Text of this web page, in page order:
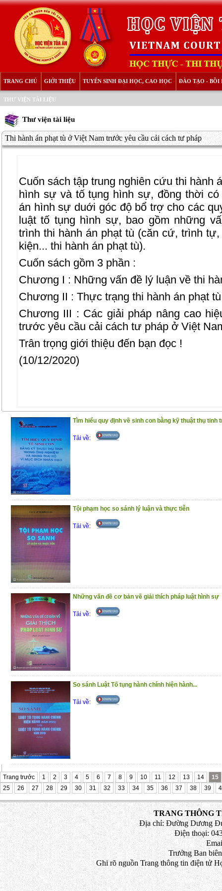
TRANG CHỦ GIỚI THIỆU TUYỂN SINH ĐẠI HỌC, CAO HỌC ĐÀO TẠO - BỒI
THƯ VIỆN TÀI LIỆU
Thư viện tài liệu
Thi hành án phạt tù ở Việt Nam trước yêu cầu cải cách tư pháp
Cuốn sách tập trung nghiên cứu thi hành
hình sự và tố tụng hình sự, đồng thời
án hình sự duới góc độ bổ trợ cho các
luật tố tụng hình sự, bao gồm những
trình thi hành án phạt tù (căn cứ, trình
kiện... thi hành án phạt tù).
Cuốn sách gồm 3 phần :
Chương I : Những vấn đề lý luận về thi
Chương II : Thực trạng thi hành án phạt tù
Chương III : Các giải pháp nâng cao
trước yêu cầu cải cách tư pháp ở Việt
Trân trọng giới thiệu đến bạn đọc !
(10/12/2020)
Tìm hiểu quy định về sinh con bằng kỹ thuật thụ tinh
Tải về:
Tội phạm học so sánh lý luận và thực tiễn
Tải về:
Những vấn đề cơ bản về giải thích pháp luật hình sự
Tải về:
So sánh Luật Tố tụng hành chính hiện hành...
Tải về:
Trang trước 1 2 3 4 5 6 7 8 9 10 11 12 13 14
15
25
26 27 28 29 30 31 32 33 34 35 36 37 38 39
TRANG THÔNG
Địa chỉ: Đường Dương
Điện thoại:
Trưởng Ban
Ghi rõ nguồn Trang thông tin điện tử